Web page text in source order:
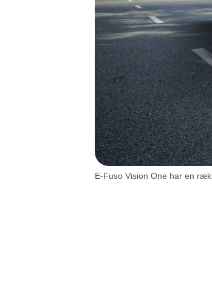
E-Fuso Vision One har en